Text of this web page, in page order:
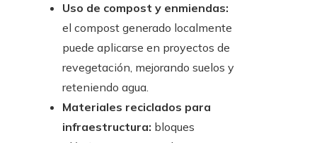
Uso de compost y enmiendas:
el compost generado localmente
puede aplicarse en proyectos de
revegetación, mejorando suelos y
reteniendo agua.
Materiales reciclados para
infraestructura: bloques